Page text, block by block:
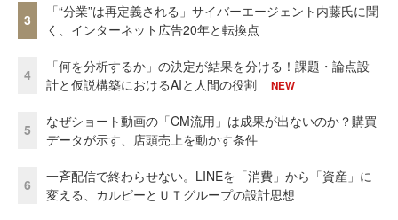
3
「“分業”は再定義される」サイバーエージェント内藤氏に聞
く、インターネット広告20年と転換点
4
「何を分析するか」の決定が結果を分ける！課題・論点設
計と仮説構築におけるAIと人間の役割
NEW
5
なぜショート動画の「CM流用」は成果が出ないのか？購買
データが示す、店頭売上を動かす条件
6
一斉配信で終わらせない。LINEを「消費」から「資産」に
変える、カルビーとＵＴグループの設計思想